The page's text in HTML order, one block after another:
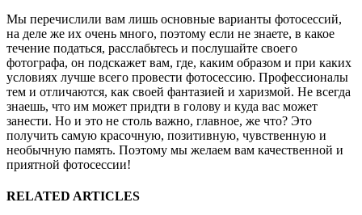
Мы перечислили вам лишь основные варианты фотосессий,
на деле же их очень много, поэтому если не знаете, в какое
течение податься, расслабьтесь и послушайте своего
фотографа, он подскажет вам, где, каким образом и при каких
условиях лучше всего провести фотосессию. Профессионалы
тем и отличаются, как своей фантазией и харизмой. Не всегда
знаешь, что им может придти в голову и куда вас может
занести. Но и это не столь важно, главное, же что? Это
получить самую красочную, позитивную, чувственную и
необычную память. Поэтому мы желаем вам качественной и
приятной фотосессии!
RELATED ARTICLES